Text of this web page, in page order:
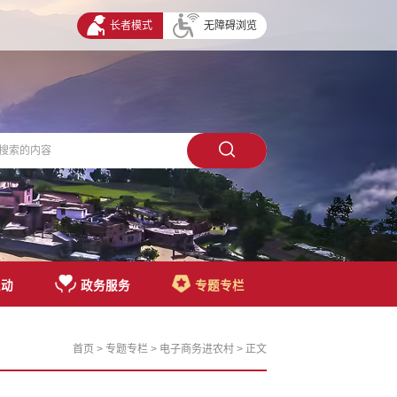
长者模式 无障碍浏览
政务服务 专题专栏
首页 > 专题专栏 > 电子商务进农村 > 正文